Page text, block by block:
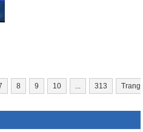
8 9 10 313
Trang